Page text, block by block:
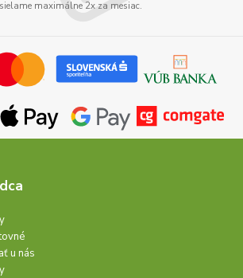
maximálne 2x za mesiac.
u nás